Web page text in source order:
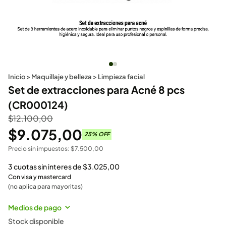
Inicio> Maquillaje y belleza > Limpieza facial
Set de extracciones para Acné 8 pcs
(CR000124)
$12.100,00
$9.075,00 25% OFF
Precio sin impuestos: $7.500,00
3 cuotas sin interes de$3.025,00
Con visa y mastercard
(no aplica para mayoritas)
Medios de pago
Stock disponible